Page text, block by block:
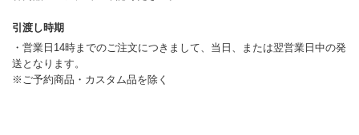
引渡し時期
・営業日14時までのご注文につきまして、当日、または翌営業日中の発
送となります。
※ご予約商品・カスタム品を除く